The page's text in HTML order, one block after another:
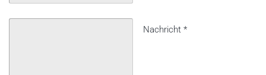
Nachricht *